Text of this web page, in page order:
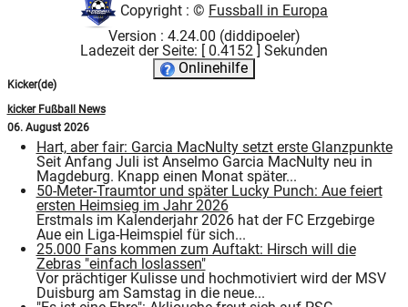
Copyright : © Fussball in Europa
Version : 4.24.00 (diddipoeler)
Ladezeit der Seite: [ 0.4152 ] Sekunden
Onlinehilfe
Kicker(de)
kicker Fußball News
06. August 2026
Hart, aber fair: Garcia MacNulty setzt erste Glanzpunkte
Seit Anfang Juli ist Anselmo Garcia MacNulty neu in
Magdeburg. Knapp einen Monat später...
50-Meter-Traumtor und später Lucky Punch: Aue feiert
ersten Heimsieg im Jahr 2026
Erstmals im Kalenderjahr 2026 hat der FC Erzgebirge
Aue ein Liga-Heimspiel für sich...
25.000 Fans kommen zum Auftakt: Hirsch will die
Zebras "einfach loslassen"
Vor prächtiger Kulisse und hochmotiviert wird der MSV
Duisburg am Samstag in die neue...